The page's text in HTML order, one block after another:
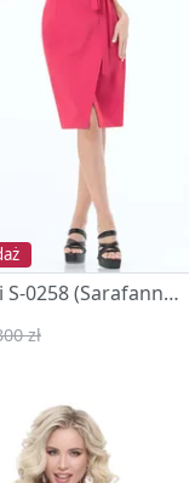
Sukienki S-0258 (Sarafannoe radio)
zł